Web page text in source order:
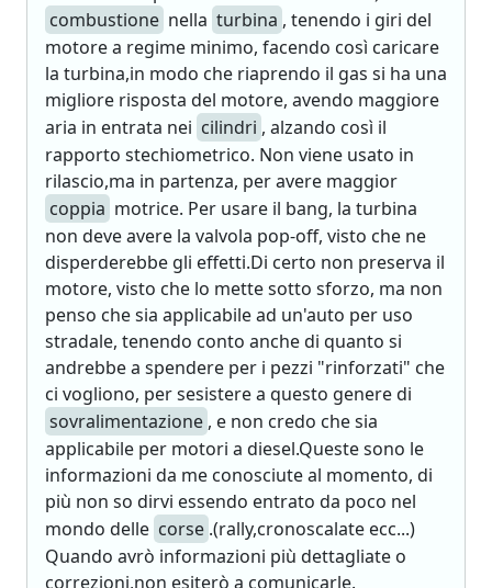
combustione nella turbina , tenendo i giri del
motore a regime minimo, facendo così caricare
la turbina,in modo che riaprendo il gas si ha una
migliore risposta del motore, avendo maggiore
aria in entrata nei cilindri , alzando così il
rapporto stechiometrico. Non viene usato in
rilascio,ma in partenza, per avere maggior
coppia motrice. Per usare il bang, la turbina
non deve avere la valvola pop-off, visto che ne
disperderebbe gli effetti.Di certo non preserva il
motore, visto che lo mette sotto sforzo, ma non
penso che sia applicabile ad un'auto per uso
stradale, tenendo conto anche di quanto si
andrebbe a spendere per i pezzi "rinforzati" che
ci vogliono, per sesistere a questo genere di
sovralimentazione , e non credo che sia
applicabile per motori a diesel.Queste sono le
informazioni da me conosciute al momento, di
più non so dirvi essendo entrato da poco nel
mondo delle corse .(rally,cronoscalate ecc...)
Quando avrò informazioni più dettagliate o
correzioni,non esiterò a comunicarle.